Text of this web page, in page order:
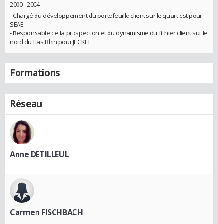
2000 - 2004
- Chargé du développement du portefeuille client sur le quart est pour
SEAE
- Responsable de la prospection et du dynamisme du fichier client sur le
nord du Bas Rhin pour JECKEL
Formations
Réseau
Anne DETILLEUL
Carmen FISCHBACH